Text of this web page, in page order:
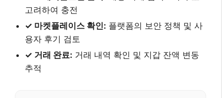
고려하여 충전
✓ 마켓플레이스 확인: 플랫폼의 보안 정책 및 사
용자 후기 검토
✓ 거래 완료: 거래 내역 확인 및 지갑 잔액 변동
추적